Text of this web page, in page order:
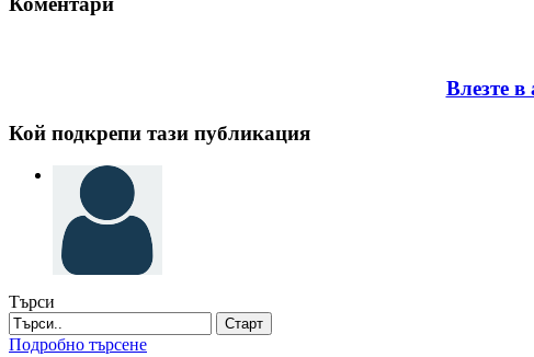
Влезте в
Кой подкрепи тази публикация
Търси
Старт
Подробно търсене